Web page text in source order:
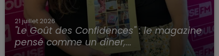
21 juillet 2026
"Le Goût des Confidences" : le magazine
pensé comme un dîner,...